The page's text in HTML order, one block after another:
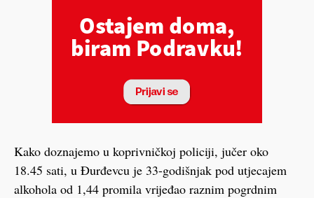
Kako doznajemo u koprivničkoj policiji, jučer oko
18.45 sati, u Đurđevcu je 33-godišnjak pod utjecajem
alkohola od 1,44 promila vrijeđao raznim pogrdnim